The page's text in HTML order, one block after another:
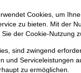
AGB
Cookies, um
zu bieten. Mit der
der Cookie-Nutzung
sind zwingend
und Serviceleistungen
zu ermöglichen.